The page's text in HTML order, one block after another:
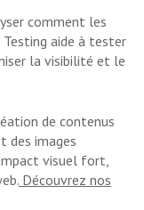
comment les
aide à tester
la visibilité et le
de contenus
des images
visuel fort,
Découvrez nos